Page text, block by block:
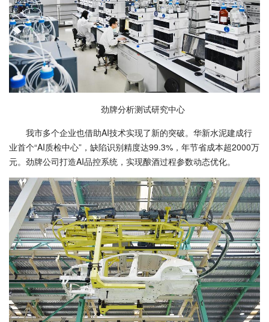
劲牌分析测试研究中心
我市多个企业也借助AI技术实现了新的突破。华新水泥建成行
业首个“AI质检中心”，缺陷识别精度达99.3%，年节省成本超2000万
元。劲牌公司打造AI品控系统，实现酿酒过程参数动态优化。